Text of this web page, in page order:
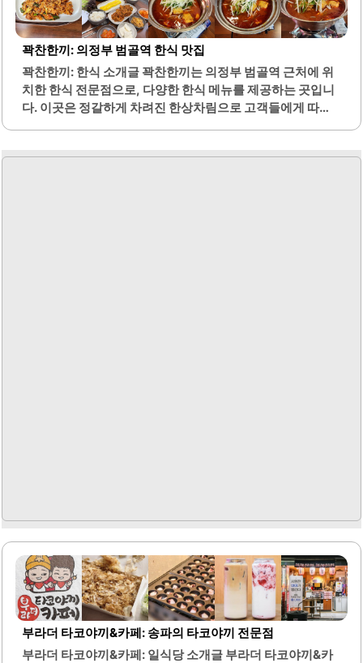
꽉찬한끼: 의정부 범골역 한식 맛집
꽉찬한끼: 한식 소개글 꽉찬한끼는 의정부 범골역 근처에 위
치한 한식 전문점으로, 다양한 한식 메뉴를 제공하는 곳입니
다. 이곳은 정갈하게 차려진 한상차림으로 고객들에게 따뜻
찬의 조화가 뛰어나 많은 사랑을 받고 있습니다.음식의 양이
부라더 타코야끼&카페: 송파의 타코야끼 전문점
부라더 타코야끼&카페: 일식당 소개글 부라더 타코야끼&카